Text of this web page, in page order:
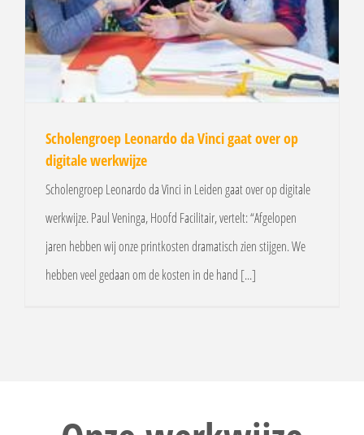
Scholengroep Leonardo da Vinci gaat over op
digitale werkwijze
Scholengroep Leonardo da Vinci in Leiden gaat over op digitale
werkwijze. Paul Veninga, Hoofd Facilitair, vertelt: “Afgelopen
jaren hebben wij onze printkosten dramatisch zien stijgen. We
hebben veel gedaan om de kosten in de hand [...]